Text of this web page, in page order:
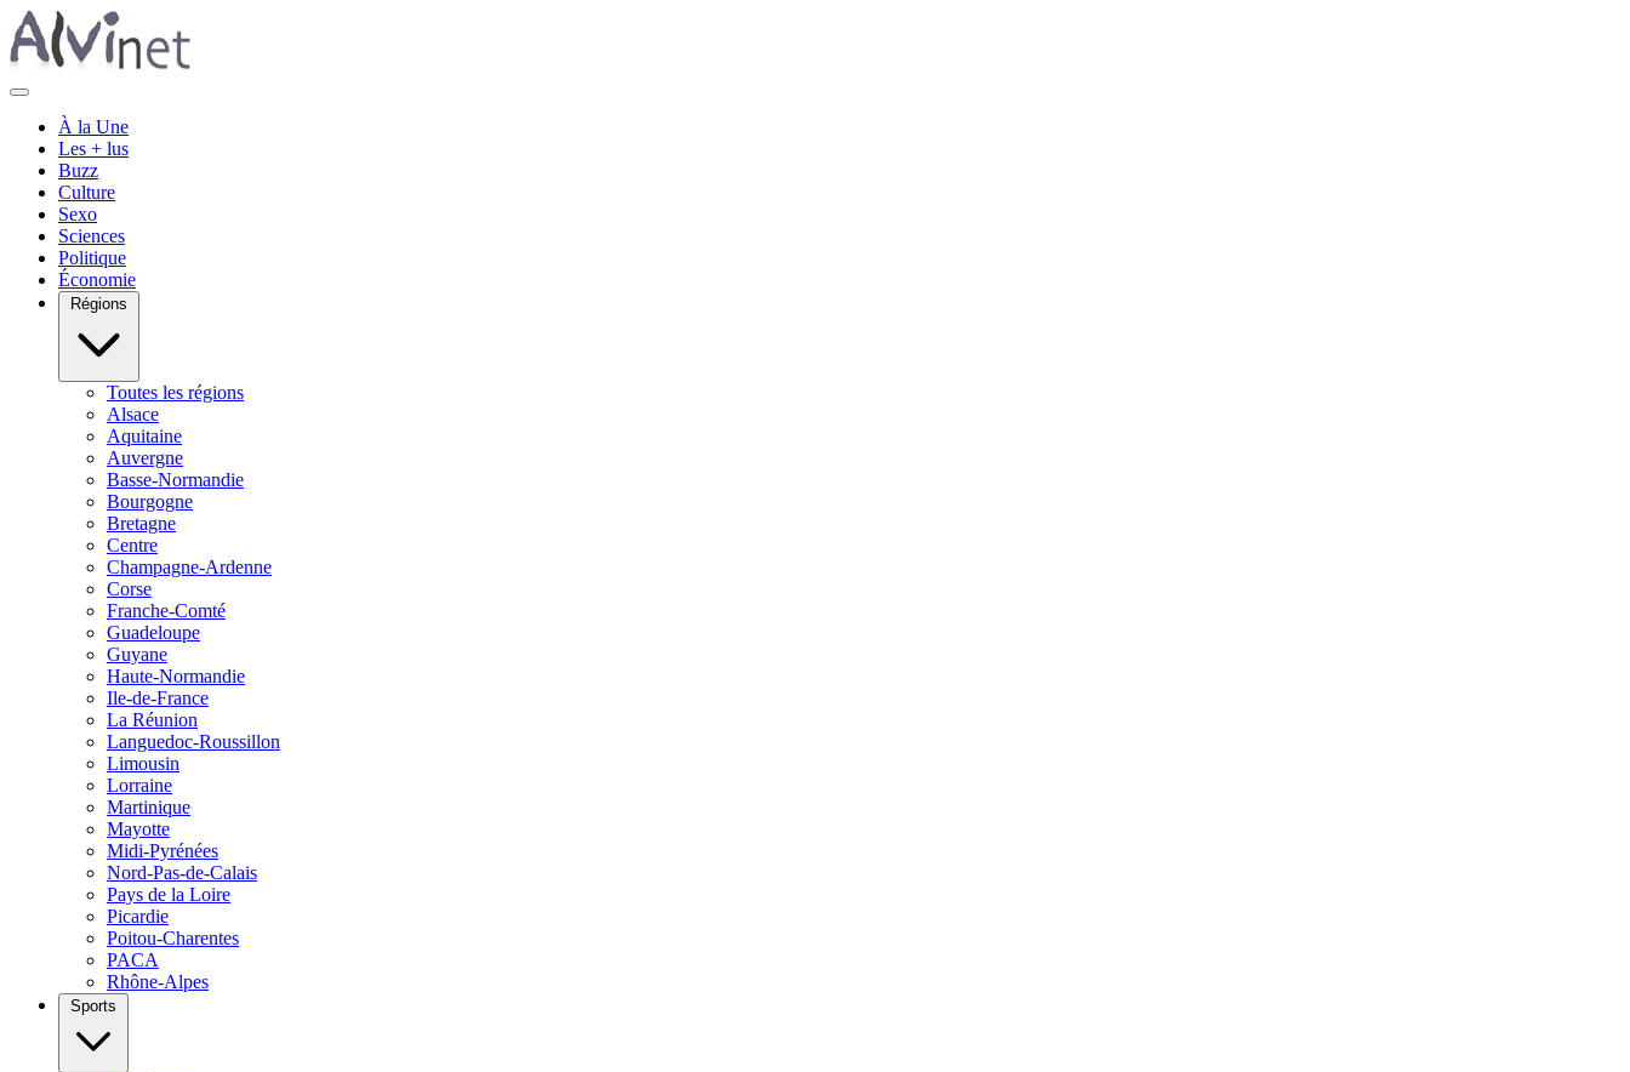
À la Une
Les + lus
Buzz
Culture
Sexo
Sciences
Politique
Économie
Régions
Toutes les régions
Alsace
Aquitaine
Auvergne
Basse-Normandie
Bourgogne
Bretagne
Centre
Champagne-Ardenne
Corse
Franche-Comté
Guadeloupe
Guyane
Haute-Normandie
Ile-de-France
La Réunion
Languedoc-Roussillon
Limousin
Lorraine
Martinique
Mayotte
Midi-Pyrénées
Nord-Pas-de-Calais
Pays de la Loire
Picardie
Poitou-Charentes
PACA
Rhône-Alpes
Sports